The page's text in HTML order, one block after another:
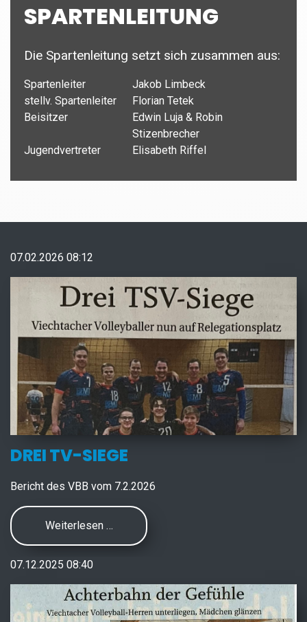
SPARTENLEITUNG
Die Spartenleitung setzt sich zusammen aus:
Spartenleiter
Jakob Limbeck
stellv. Spartenleiter
Florian Tetek
Beisitzer
Edwin Luja & Robin
Stizenbrecher
Jugendvertreter
Elisabeth Riffel
07.02.2026 08:12
DREI TV-SIEGE
Bericht des VBB vom 7.2.2026
Weiterlesen …
07.12.2025 08:40